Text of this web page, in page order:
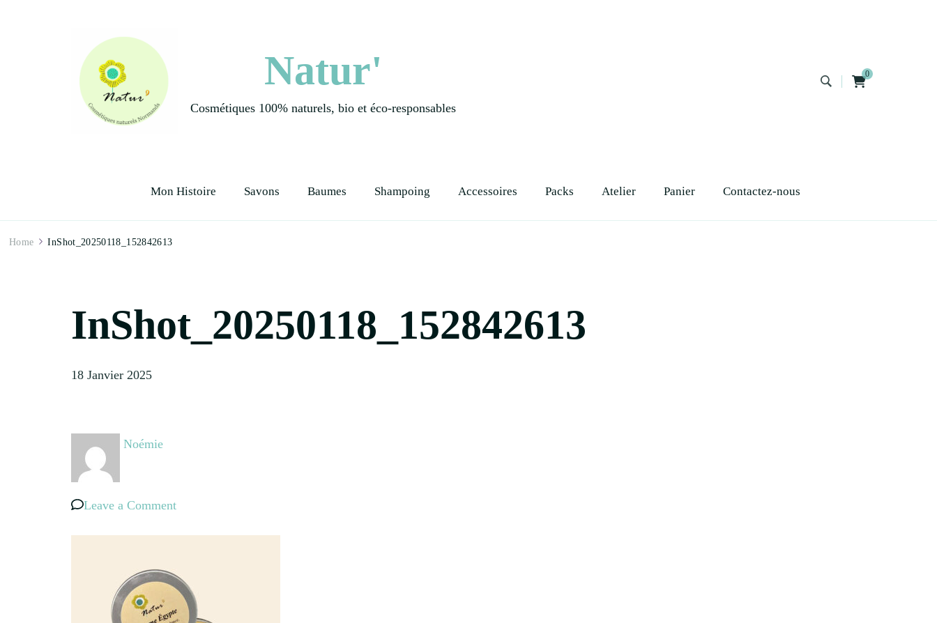
Natur'
Cosmétiques 100% naturels, bio et éco-responsables
0
Mon Histoire Savons Baumes Shampoing Accessoires Packs Atelier Panier Contactez-nous
Home InShot_20250118_152842613
InShot_20250118_152842613
18 Janvier 2025
Noémie
Leave a Commenton